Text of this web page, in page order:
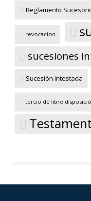
Reglamento
revocacion
sucesiones
Sucesión intestada
tercio de libre